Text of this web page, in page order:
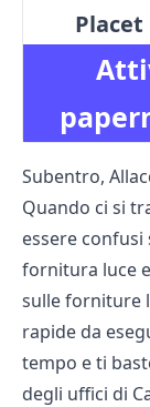
Placet
Subentro,
Quando ci si
essere
fornitura luce
sulle forniture
rapide da
tempo e ti
degli uffici di